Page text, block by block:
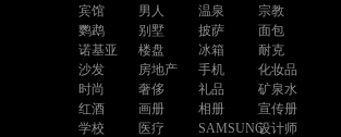
宾馆
男人 温泉
宗教
鹦鹉
别墅 披萨
面包
诺基亚
楼盘 冰箱
耐克
沙发
房地产 手机
化妆品
时尚
奢侈 礼品
矿泉水
红酒
画册 相册
宣传册
学校
医疗 SAMSUNG设计师